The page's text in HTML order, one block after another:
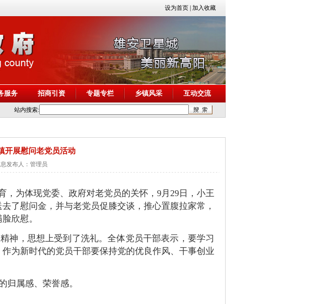
设为首页 加入收藏
服务 招商引资 专题专栏 乡镇风采 互动交流
站内搜索:
展慰问老党员活动
发布人：管理员
，为体现党委、政府对老党员的关怀，9月29日，小王
了慰问金，并与老党员促膝交谈，推心置腹拉家常，
欣慰。
神，思想上受到了洗礼。全体党员干部表示， 要学习
作为新时代的党员干部要保持党的优良作风、干事创业
归属感、荣誉感。